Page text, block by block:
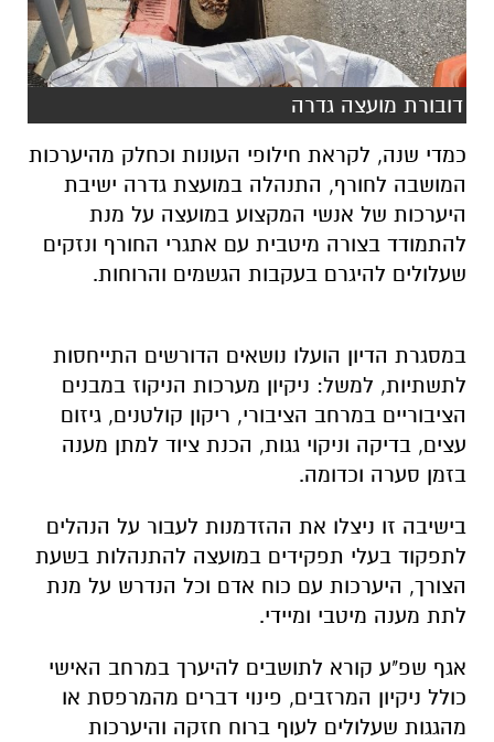
דובורת מועצה גדרה
כמדי שנה, לקראת חילופי העונות וכחלק מהיערכות
המושבה לחורף, התנהלה במועצת גדרה ישיבת
היערכות של אנשי המקצוע במועצה על מנת
להתמודד בצורה מיטבית עם אתגרי החורף ונזקים
שעלולים להיגרם בעקבות הגשמים והרוחות.
במסגרת הדיון הועלו נושאים הדורשים התייחסות
לתשתיות, למשל: ניקיון מערכות הניקוז במבנים
הציבוריים במרחב הציבורי, ריקון קולטנים, גיזום
עצים, בדיקה וניקוי גגות, הכנת ציוד למתן מענה
בזמן סערה וכדומה.
בישיבה זו ניצלו את ההזדמנות לעבור על הנהלים
לתפקוד בעלי תפקידים במועצה להתנהלות בשעת
הצורך, היערכות עם כוח אדם וכל הנדרש על מנת
לתת מענה מיטבי ומיידי.
אגף שפ"ע קורא לתושבים להיערך במרחב האישי
כולל ניקיון המרזבים, פינוי דברים מהמרפסת או
מהגגות שעלולים לעוף ברוח חזקה והיערכות